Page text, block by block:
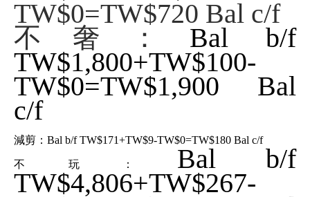
TW$0=TW$720 Bal c/f
不奢： Bal b/f
TW$1,800+TW$100-
TW$0=TW$1,900 Bal
c/f
減剪： Bal b/f TW$171+TW$9-TW$0=TW$180 Bal c/f
不玩： Bal b/f
TW$4,806+TW$267-